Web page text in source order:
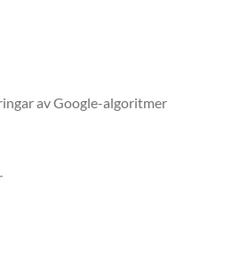
av Google-algoritmer